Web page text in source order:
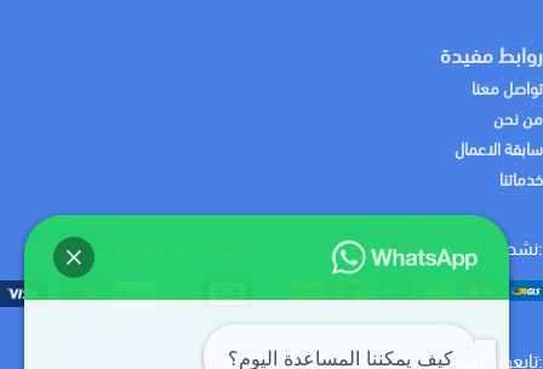
روابط مفيدة
تواصل معنا
من نحن
سابقة الاعمال
خدماتنا
:نشحن لك منتجاتك باستخدام
:تابعونا علي كيف يمكننا المساعدة اليوم؟